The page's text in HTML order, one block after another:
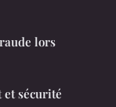
lors
et sécurité